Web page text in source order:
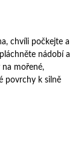
chvíli počkejte a
nádobí a
mořené,
povrchy k silně